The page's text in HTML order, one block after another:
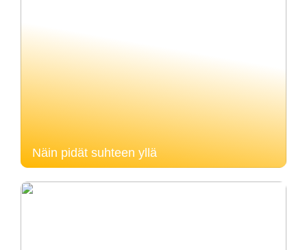
Näin pidät suhteen yllä